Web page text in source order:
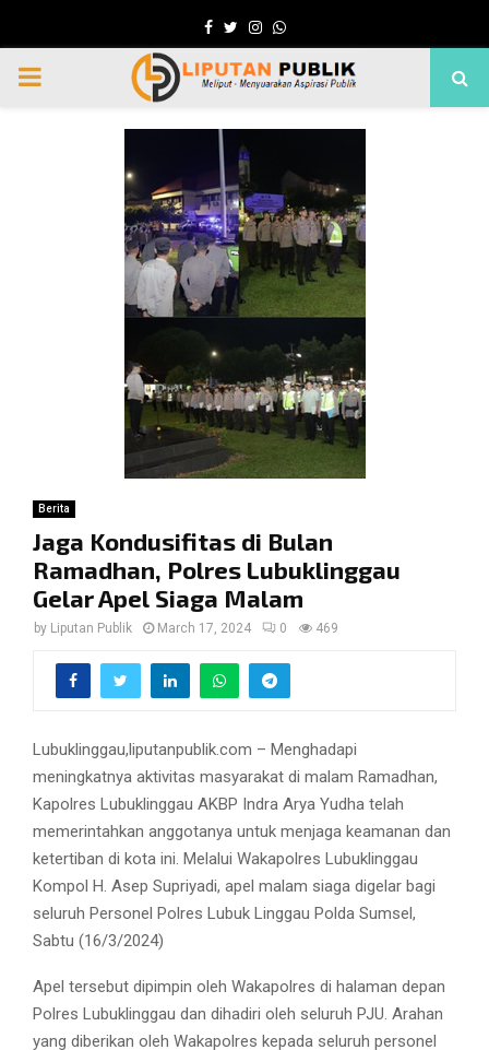
Facebook
TwitterInstagram
Whatsapp
PRIMARY
Berita
Jaga Kondusifitas di Bulan
Ramadhan, Polres Lubuklinggau
Gelar Apel Siaga Malam
by Liputan Publik March 17, 2024 0 469
Lubuklinggau,liputanpublik.com – Menghadapi
meningkatnya aktivitas masyarakat di malam Ramadhan,
Kapolres Lubuklinggau AKBP Indra Arya Yudha telah
memerintahkan anggotanya untuk menjaga keamanan dan
ketertiban di kota ini. Melalui Wakapolres Lubuklinggau
Kompol H. Asep Supriyadi, apel malam siaga digelar bagi
seluruh Personel Polres Lubuk Linggau Polda Sumsel,
Sabtu (16/3/2024)
Apel tersebut dipimpin oleh Wakapolres di halaman depan
Polres Lubuklinggau dan dihadiri oleh seluruh PJU. Arahan
yang diberikan oleh Wakapolres kepada seluruh personel